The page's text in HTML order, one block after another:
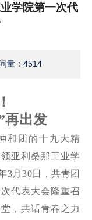
学院第一次代
量： 4514
再出发
和团的十九大精
亚利桑那工业学
3月30日，共青团
代表大会隆重召
，共话青春之力